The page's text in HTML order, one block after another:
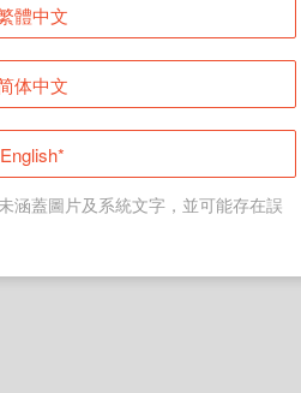
登入
返回首頁
體中文
体中文
English*
涵蓋圖片及系統文字，並可能存在誤